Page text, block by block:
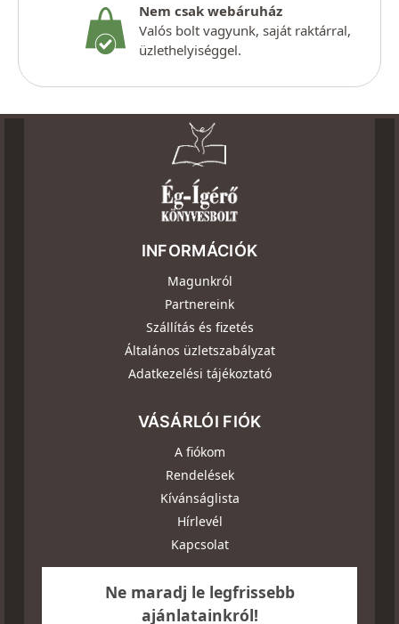
Nem csak webáruház
Valós bolt vagyunk, saját raktárral,
üzlethelyiséggel.
INFORMÁCIÓK
Magunkról
Partnereink
Szállítás és fizetés
Általános üzletszabályzat
Adatkezelési tájékoztató
VÁSÁRLÓI FIÓK
A fiókom
Rendelések
Kívánságlista
Hírlevél
Kapcsolat
Ne maradj le legfrissebb
ajánlatainkról!